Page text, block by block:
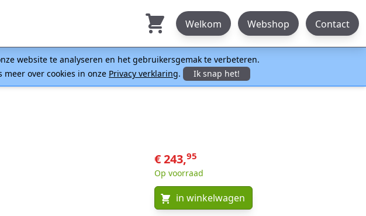
Welkom Webshop Contact
website te analyseren en het gebruikersgemak te verbeteren.
over cookies in onze Privacy verklaring. Ik snap het!
€ 243,95
Op voorraad
in winkelwagen